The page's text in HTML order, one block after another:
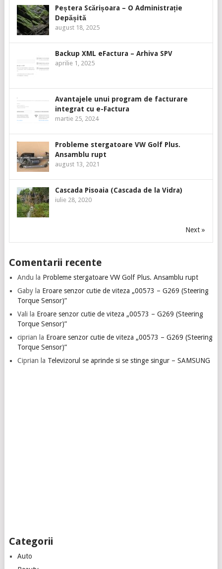
Peștera Scărișoara – O Administrație
Depășită
august 18, 2025
Backup XML eFactura – Arhiva SPV
aprilie 1, 2025
Avantajele unui program de facturare
integrat cu e-Factura
martie 25, 2024
Probleme stergatoare VW Golf Plus.
Ansamblu rupt
august 13, 2021
Cascada Pisoaia (Cascada de la Vidra)
iulie 28, 2020
Next »
Comentarii recente
Andu la Probleme stergatoare VW Golf Plus. Ansamblu rupt
Gabyla Eroare senzor cutie de viteza „00573 – G269 (Steering
Torque Sensor)”
Vali la Eroare senzor cutie de viteza „00573 – G269 (Steering
Torque Sensor)”
ciprian la Eroare senzor cutie de viteza „00573 – G269 (Steering
Torque Sensor)”
Ciprian la Televizorul se aprinde si se stinge singur – SAMSUNG
Categorii
Auto